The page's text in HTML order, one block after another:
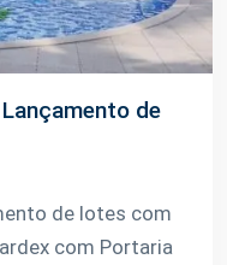
Lançamento de
de lotes com
com Portaria